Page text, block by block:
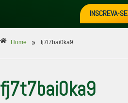
INSCREVA-SE
Home » fj7t7bai0ka9
fj7t7bai0ka9